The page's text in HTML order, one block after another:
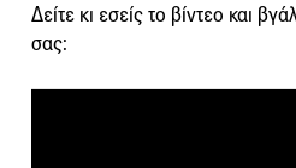
Δείτε κι εσείς το βίντεο και
σας: